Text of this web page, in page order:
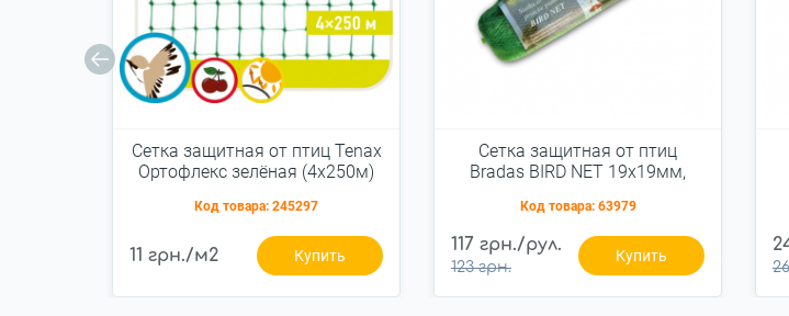
Сетка защитная от птиц Tenax
Ортофлекс зелёная (4х250м)
Код товара: 245297
11 грн./м2 Купить
Сетка защитная от птиц
Bradas BIRD NET 19x19мм,
Код товара: 63979
117 грн./рул.
123 грн.
Купить